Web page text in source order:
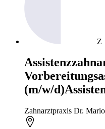
Z
(m/w/
Zahnarztpraxis Dr.